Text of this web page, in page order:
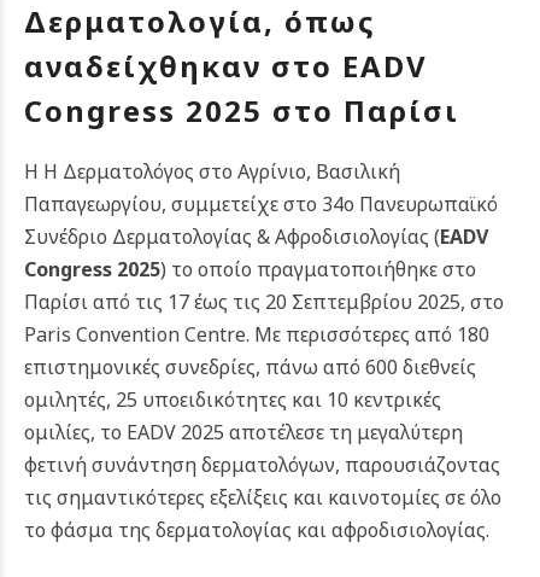
Δερματολογία, όπως
αναδείχθηκαν στο EADV
Congress 2025 στο Παρίσι
Η Η Δερματολόγος στο Αγρίνιο, Βασιλική
Παπαγεωργίου, συμμετείχε στο 34ο Πανευρωπαϊκό
Συνέδριο Δερματολογίας & Αφροδισιολογίας (EADV
Congress 2025) το οποίο πραγματοποιήθηκε στο
Παρίσι από τις 17 έως τις 20 Σεπτεμβρίου 2025, στο
Paris Convention Centre. Με περισσότερες από 180
επιστημονικές συνεδρίες, πάνω από 600 διεθνείς
ομιλητές, 25 υποειδικότητες και 10 κεντρικές
ομιλίες, το EADV 2025 αποτέλεσε τη μεγαλύτερη
φετινή συνάντηση δερματολόγων, παρουσιάζοντας
τις σημαντικότερες εξελίξεις και καινοτομίες σε όλο
το φάσμα της δερματολογίας και αφροδισιολογίας.